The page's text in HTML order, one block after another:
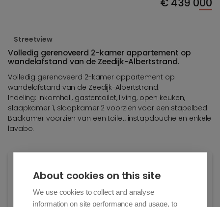
Streetview
Volledig gerenoveerd 2-kamer appartement op
wandelafstand van de Zeedijk-Albertstrand.
Volledig gerenoveerd 2-kamer appartement op
wandelafstand van de Zeedijk-Albertstrand.
Indeling: inkomhall, gastentoilet, living, open keuken,
slaapkamer 1, slaapkamer 2 voorzien voor een stapelbed.
Badkamer voorzien van een toilet, instapdouche en enkele
lavabo.
Adres:
Leopoldlaan 107/22
About cookies on this site
We use cookies to collect and analyse
information on site performance and usage, to